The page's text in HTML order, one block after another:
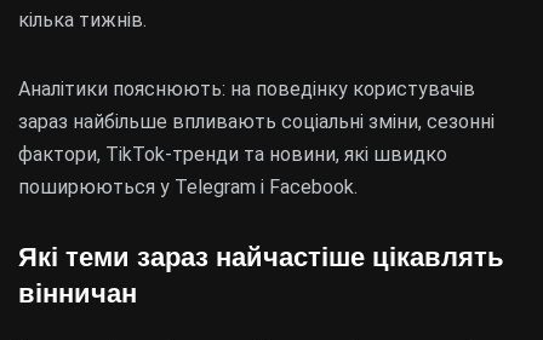
кілька тижнів.
Аналітики пояснюють: на поведінку користувачів
зараз найбільше впливають соціальні зміни, сезонні
фактори, TikTok-тренди та новини, які швидко
поширюються у Telegram і Facebook.
Які теми зараз найчастіше цікавлять
вінничан